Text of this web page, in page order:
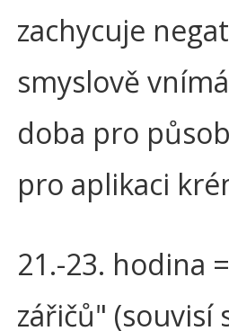
zachycuje
smyslově
doba pro
pro aplikaci
21.-23. hodina
zářičů" (souvisí